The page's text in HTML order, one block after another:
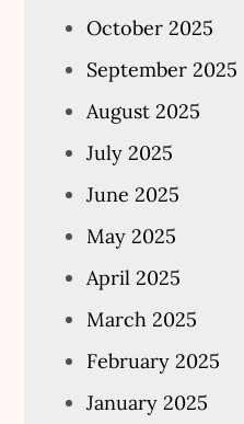
October 2025
September 2025
August 2025
July 2025
June 2025
May 2025
April 2025
March 2025
February 2025
January 2025